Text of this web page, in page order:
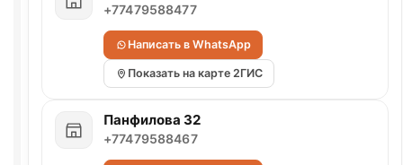
+77479588477
Написать в WhatsApp
Показать на карте 2ГИС
Панфилова 32
+77479588467